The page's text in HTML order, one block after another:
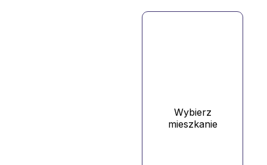
Wybierz
mieszkanie